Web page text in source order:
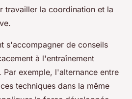
travailler la coordination et la
s'accompagner de conseils
à l'entraînement
Par exemple, l'alternance entre
techniques dans la même